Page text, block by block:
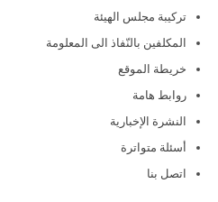
تركيبة مجلس الهيئة
المكلفين بالنّفاذ الى المعلومة
خريطة الموقع
روابط هامة
النشرة الإخبارية
أسئلة متواترة
اتصل بنا